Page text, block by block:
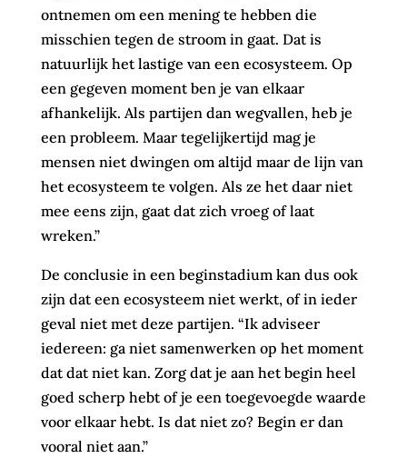
ontnemen om een mening te hebben die
misschien tegen de stroom in gaat. Dat is
natuurlijk het lastige van een ecosysteem. Op
een gegeven moment ben je van elkaar
afhankelijk. Als partijen dan wegvallen, heb je
een probleem. Maar tegelijkertijd mag je
mensen niet dwingen om altijd maar de lijn van
het ecosysteem te volgen. Als ze het daar niet
mee eens zijn, gaat dat zich vroeg of laat
wreken.”
De conclusie in een beginstadium kan dus ook
zijn dat een ecosysteem niet werkt, of in ieder
geval niet met deze partijen. “Ik adviseer
iedereen: ga niet samenwerken op het moment
dat dat niet kan. Zorg dat je aan het begin heel
goed scherp hebt of je een toegevoegde waarde
voor elkaar hebt. Is dat niet zo? Begin er dan
vooral niet aan.”